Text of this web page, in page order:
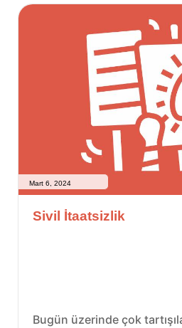
Mart 6, 2024
Sivil İtaatsizlik
Bugün üzerinde çok